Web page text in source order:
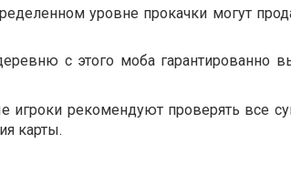
уровне прокачки могут
с этого моба гарантированно
игроки рекомендуют проверять все
карты.